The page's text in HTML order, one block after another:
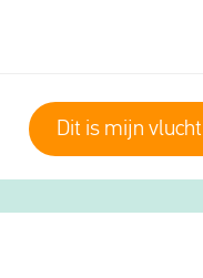
Dit is mijn vlucht